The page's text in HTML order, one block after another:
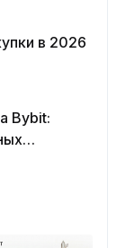
в 2026
Bybit: